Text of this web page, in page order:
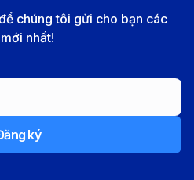
Hạng
thông,
thông
1 trạm
chúng tôi gửi cho bạn các
nhất!
ký